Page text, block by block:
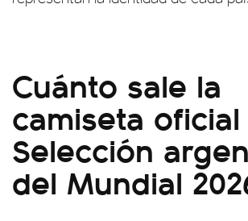
Cuánto sale la
camiseta
Selección
del Mundial